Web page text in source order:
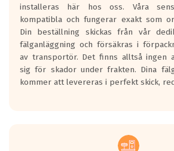
installeras här hos oss. Våra
kompatibla och fungerar exakt som
Din beställning skickas från vår
fälganläggning och försäkras i
av transportör. Det finns alltså ingen
sig för skador under frakten. Dina
kommer att levereras i perfekt skick,